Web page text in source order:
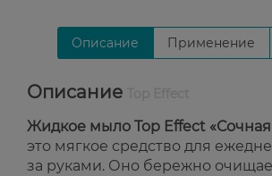
Описание Применение
Описание
Жидкое мыло Top Effect «Сочная
это мягкое средство для
за руками. Оно бережно